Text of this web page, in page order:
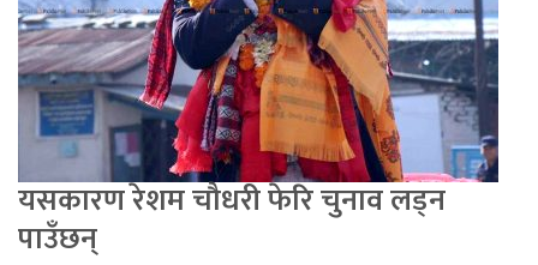
यसकारण रेशम चौधरी फेरि चुनाव लड्न
पाउँछन्